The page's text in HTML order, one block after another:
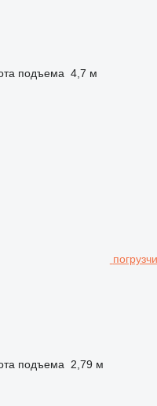
подъема 4,7 м
подъема
2,79 м